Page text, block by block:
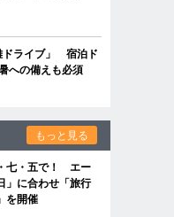
ドライブ」 宿泊ド
への備えも必須
もっと見る
七・五で！ エー
」に合わせ「旅行
を開催